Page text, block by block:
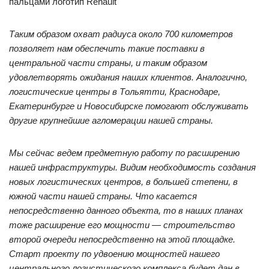
Таким образом охват радиуса около 700 километров
позволяет нам обеспечить такие поставки в
центральной части страны, и таким образом
удовлетворять ожидания наших клиентов. Аналогично,
логистические центры в Тольятти, Краснодаре,
Екатеринбурге и Новосибирске помогают обслуживать
другие крупнейшие агломерации нашей страны.
Мы сейчас ведем предметную работу по расширению
нашей инфраструктуры. Видим необходимость создания
новых логистических центров, в большей степени, в
южной части нашей страны. Что касается
непосредственно данного объекта, то в наших планах
тоже расширение его мощности — строительство
второй очереди непосредственно на этой площадке.
Старт проекту по удвоению мощностей нашего